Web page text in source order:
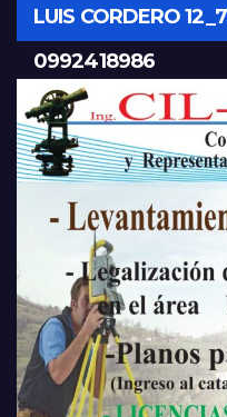
LUIS CORDERO
0992418986